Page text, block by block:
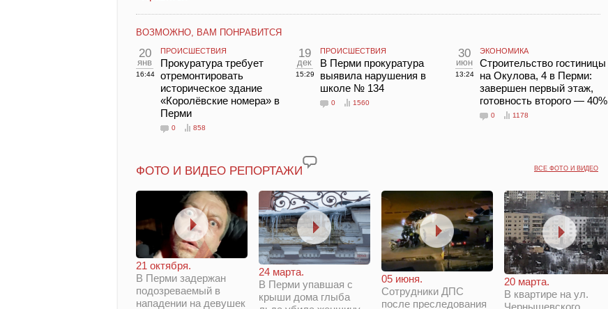
ВОЗМОЖНО, ВАМ ПОНРАВИТСЯ
20
янв
16:44
ПРОИСШЕСТВИЯ
Прокуратура требует
отремонтировать
историческое здание
«Королёвские номера» в
Перми
0 858
19
дек
15:29
ПРОИСШЕСТВИЯ
В Перми прокуратура
выявила нарушения в
школе № 134
0 1560
30
июн
13:24
ЭКОНОМИКА
Строительство гостиницы
на Окулова, 4 в Перми:
завершен первый этаж,
готовность второго — 40%
0 1178
ВСЕ ФОТО И ВИДЕО
ФОТО И ВИДЕО РЕПОРТАЖИ
21 октября.
В Перми задержан
подозреваемый в
нападении на девушек
24 марта.
В Перми упавшая с
крыши дома глыба
05 июня.
Сотрудники ДПС
после преследования
20 марта.
В квартире на ул.
Чернышевского